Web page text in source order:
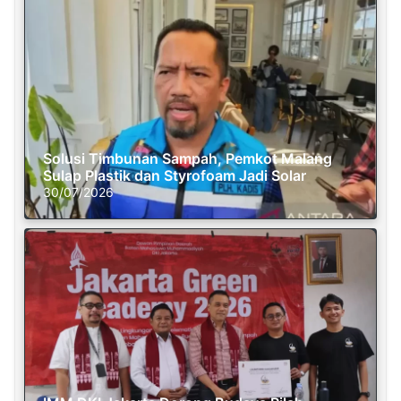
Solusi Timbunan Sampah, Pemkot Malang
Sulap Plastik dan Styrofoam Jadi Solar
30/07/2026